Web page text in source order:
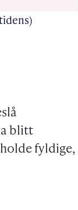
blitt
fyldige,